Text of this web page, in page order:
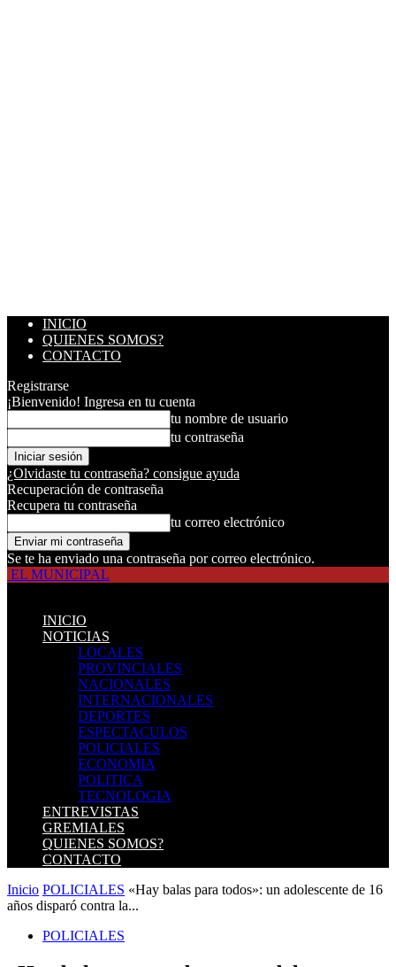
INICIO
QUIENES SOMOS?
CONTACTO
Registrarse
¡Bienvenido! Ingresa en tu cuenta
tu nombre de usuario
tu contraseña
¿Olvidaste tu contraseña? consigue ayuda
Recuperación de contraseña
Recupera tu contraseña
tu correo electrónico
Se te ha enviado una contraseña por correo electrónico.
EL MUNICIPAL
INICIO
NOTICIAS
LOCALES
PROVINCIALES
NACIONALES
INTERNACIONALES
DEPORTES
ESPECTACULOS
POLICIALES
ECONOMIA
POLITICA
TECNOLOGIA
ENTREVISTAS
GREMIALES
QUIENES SOMOS?
CONTACTO
Inicio POLICIALES «Hay balas para todos»: un adolescente de 16
años disparó contra la...
POLICIALES